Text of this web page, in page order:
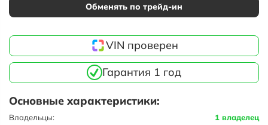
Обменять по трейд-ин
VIN проверен
Гарантия 1 год
Основные характеристики:
Владельцы: 1 владелец